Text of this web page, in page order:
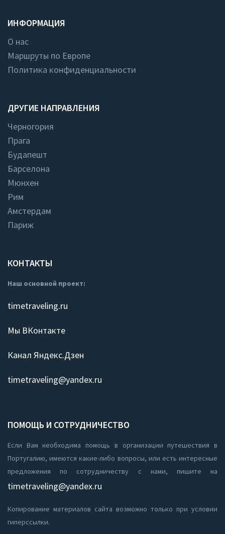
ИНФОРМАЦИЯ
О нас
Маршруты по Европе
Политика конфиденциальности
ДРУГИЕ НАПРАВЛЕНИЯ
Черногория
Прага
Будапешт
Барселона
Мюнхен
Рим
Амстердам
Париж
КОНТАКТЫ
Наш основной проект:
timetraveling.ru
Мы ВКонтакте
Канал Яндекс.Дзен
timetraveling@yandex.ru
ПОМОЩЬ И СОТРУДНИЧЕСТВО
Если Вам необходима помощь в организации путешествия в
Португалию, имеются какие-либо вопросы, или есть интересные
предложения по сотрудничеству с нами, пишите на
timetraveling@yandex.ru
Копирование материалов сайта возможно только при условии
гиперссылки.